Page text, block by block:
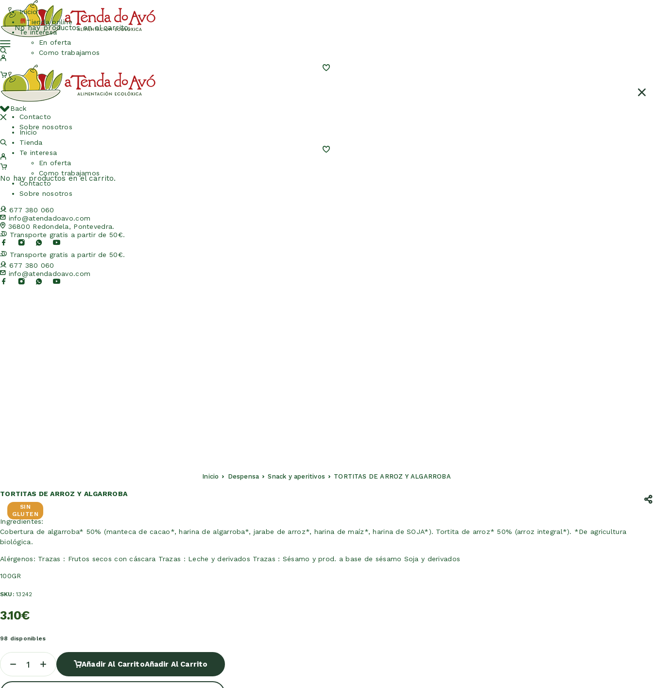
No hay productos en el carrito.
Back
Inicio
Tienda
Te interesa
En oferta
Como trabajamos
Contacto
Sobre nosotros
677 380 060
info@atendadoavo.com
36800 Redondela, Pontevedra.
Transporte gratis a partir de 50€.
Transporte gratis a partir de 50€.
677 380 060
info@atendadoavo.com
Inicio
Tienda online
Te interesa
En oferta
Como trabajamos
Contacto
Sobre nosotros
No hay productos en el carrito.
Inicio Despensa Snack y aperitivos TORTITAS DE ARROZ Y ALGARROBA
SIN
GLUTEN
TORTITAS DE ARROZ Y ALGARROBA
Ingredientes:
Cobertura de algarroba* 50% (manteca de cacao*, harina de algarroba*, jarabe de arroz*, harina de maíz*, harina de SOJA*). Tortita de arroz* 50% (arroz integral*). *De agricultura
biológica.
Alérgenos: Trazas : Frutos secos con cáscara Trazas : Leche y derivados Trazas : Sésamo y prod. a base de sésamo Soja y derivados
100GR
SKU:13242
3.10€
98 disponibles
Añadir Al CarritoAñadir Al Carrito